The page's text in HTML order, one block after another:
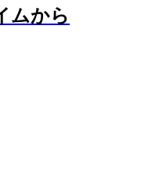
ムから